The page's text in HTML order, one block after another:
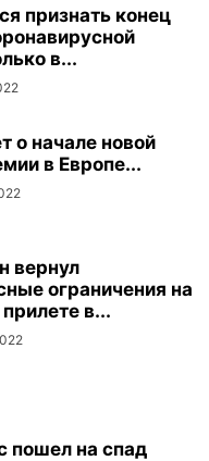
признать конец
в...
о начале новой
в Европе...
вернул
ограничения на
в...
пошел на спад